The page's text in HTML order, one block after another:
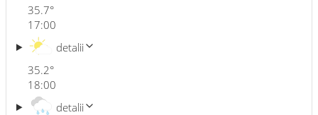
35.7°
17:00
35.2°
detalii
18:00
detalii